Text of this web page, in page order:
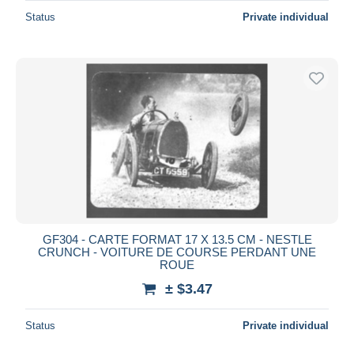
Status Private individual
GF304 - CARTE FORMAT 17 X 13.5 CM - NESTLE
CRUNCH - VOITURE DE COURSE PERDANT UNE
ROUE
± $3.47
Status Private individual